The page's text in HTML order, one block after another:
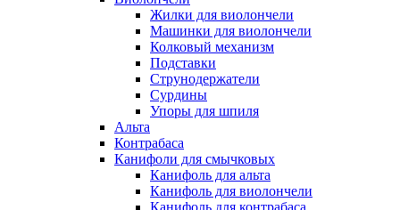
Жилки для виолончели
Машинки для виолончели
Колковый механизм
Подставки
Струнодержатели
Сурдины
Упоры для шпиля
Альта
Контрабаса
Канифоли для смычковых
Канифоль для альта
Канифоль для виолончели
Канифоль для контрабаса